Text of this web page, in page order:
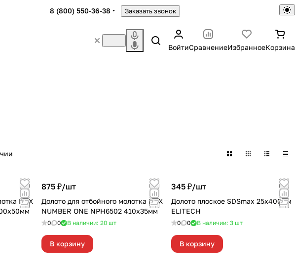
8 (800) 550-36-38 Заказать звонок
ВойтиСравнениеИзбранноеКорзина
HEX
875 ₽/шт
Долото для отбойного молотка HEX
NUMBER ONE NPH6502 410х35мм
0 0 В наличии: 20 шт
В корзину
345 ₽/шт
Долото плоское SDSmax 25х400мм
ELITECH
0 0 В наличии: 3 шт
В корзину